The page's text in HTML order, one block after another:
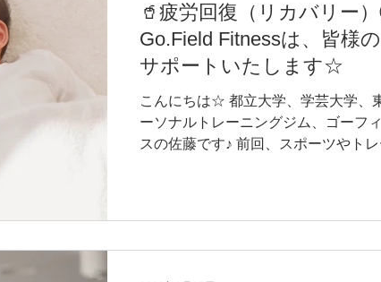
🥤疲労回復（リカバリー
Go.Field Fitnessは、皆様
サポートいたします☆
こんにちは☆ 都立大学、学芸大学、
ーソナルトレーニングジム、ゴーフ
スの佐藤です♪ 前回、スポーツやト